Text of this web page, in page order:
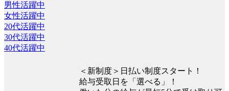
男性活躍中
女性活躍中
20代活躍中
30代活躍中
40代活躍中
＜新制度＞日払い制度スタート！
給与受取日を「選べる」！